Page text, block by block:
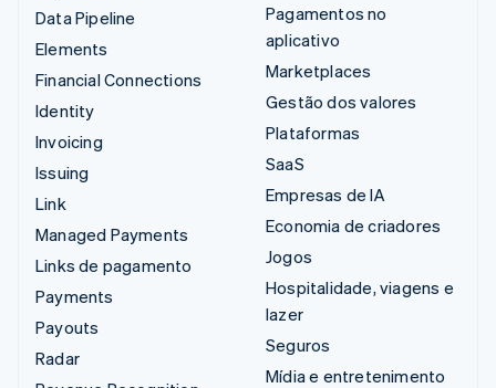
Data Pipeline
Elements
Financial Connections
Identity
Invoicing
Issuing
Link
Managed Payments
Links de pagamento
Payments
Payouts
Radar
Pagamentos no
aplicativo
Marketplaces
Gestão dos valores
Plataformas
SaaS
Empresas de IA
Economia de criadores
Jogos
Hospitalidade, viagens e
lazer
Seguros
Mídia e entretenimento